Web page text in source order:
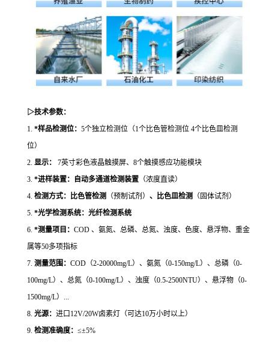
▷技术参数：
1. *样品检测位： 5个独立检测位 （1个比色管检测位 4个比色皿检测
位）
2. 显示：
7英寸彩色液晶触摸屏、8个触摸感应功能模块
3. *进样装置：自动多通道检测装置 （浓度直读）
4. 检测方式： 比色管检测 （预制试剂） 、比色皿检测 （固体试剂）
5. *光学检测系统：光纤检测系统
6. *测量项目： COD 、氨氮、总磷、总氮、浊度、色度、悬浮物、 重金
属等50多项指标
7. 测量范围： COD（2-20000mg/L）、氨氮（0-150mg/L）、总磷（0-
100mg/L）、总氮（0-100mg/L）、浊度（0.5-2500NTU）、 悬浮物（0-
1500mg/L）...
8. 光源： 进口 12V/20W卤素灯（可达10万小时以上）
9. 检测准确度： ≤±5%